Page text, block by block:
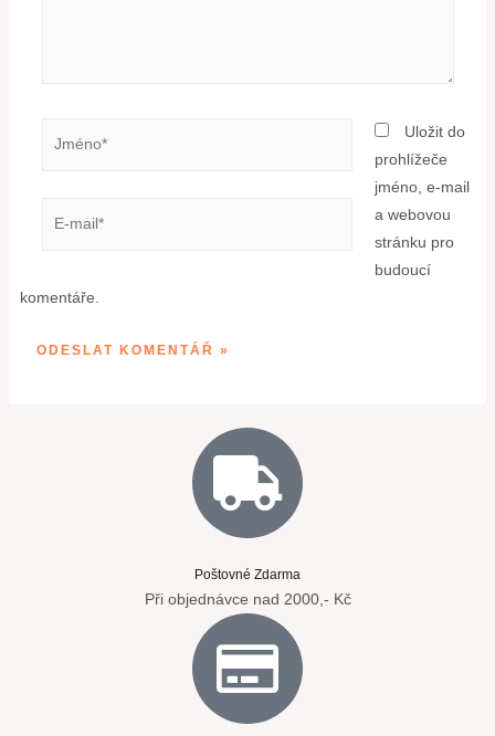
Uložit do
prohlížeče
jméno, e-mail
a webovou
stránku pro
budoucí
komentáře.
Poštovné Zdarma
Při objednávce nad 2000,- Kč